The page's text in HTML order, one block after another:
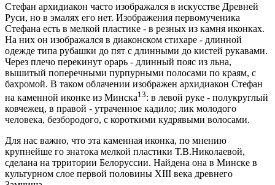
Стефан архидиакон часто изображался в искусстве Древней
Руси, но в эмалях его нет. Изображения первомученика
Стефана есть в мелкой пластике - в резных из камня иконках.
На них он изображался в диаконском стихаре - длинной
одежде типа рубашки до пят с длинными до кистей рукавами.
Через плечо перекинут орарь - длинный пояс из льна,
вышитый поперечными пурпурными полосами по краям, с
бахромой. В таком облачении изображен архидиакон Стефан
на каменной иконке из Минска13: в левой руке - полукруглый
ковчежец, в правой - утраченное кадило; лик молодого
человека, безбородого, с короткими кудрявыми волосами.
Для нас важно, что эта каменная иконка, по мнению
крупнейше го знатока мелкой пластики Т.В.Николаевой,
сделана на трритории Белоруссии. Найдена она в Минске в
культурном слое первой половины XIII века древнего